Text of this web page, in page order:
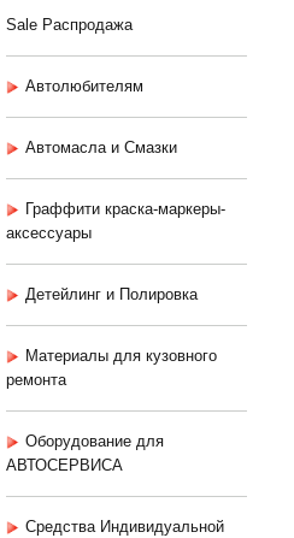
Sale Распродажа
Автолюбителям
Автомасла и Смазки
Граффити краска-маркеры-
аксессуары
Детейлинг и Полировка
Материалы для кузовного
ремонта
Оборудование для
АВТОСЕРВИСА
Средства Индивидуальной